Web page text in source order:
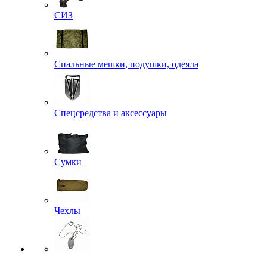
СИЗ
Спальные мешки, подушки, одеяла
Спецсредства и аксессуары
Сумки
Чехлы